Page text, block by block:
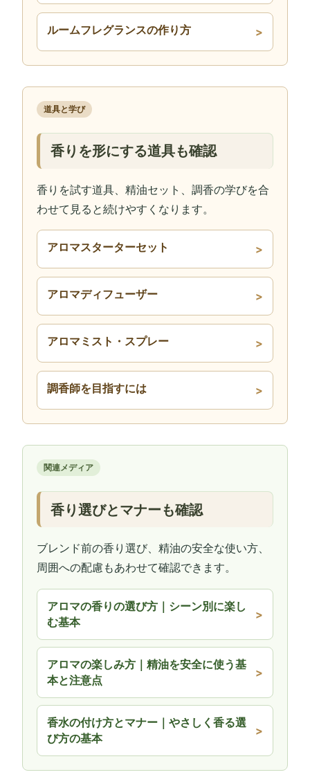
ルームフレグランスの作り方
道具と学び
香りを形にする道具も確認
香りを試す道具、精油セット、調香の学びを合
わせて見ると続けやすくなります。
アロマスターターセット
アロマディフューザー
アロマミスト・スプレー
調香師を目指すには
関連メディア
香り選びとマナーも確認
ブレンド前の香り選び、精油の安全な使い方、
周囲への配慮もあわせて確認できます。
アロマの香りの選び方｜シーン別に楽し
む基本
アロマの楽しみ方｜精油を安全に使う基
本と注意点
香水の付け方とマナー｜やさしく香る選
び方の基本